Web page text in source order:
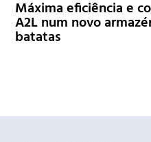
Máxima eficiência e
A2L num novo
batatas